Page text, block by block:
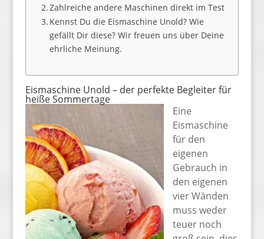
Zahlreiche andere Maschinen direkt im Test
Kennst Du die Eismaschine Unold? Wie
gefällt Dir diese? Wir freuen uns über Deine
ehrliche Meinung.
Eismaschine Unold – der perfekte Begleiter für
heiße Sommertage
Eine
Eismaschine
für den
eigenen
Gebrauch in
den eigenen
vier Wänden
muss weder
teuer noch